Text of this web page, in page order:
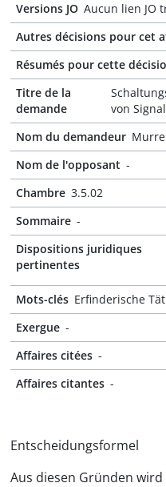
Versions JO Aucun lien JO
Autres décisions pour cet
Résumés pour cette
Titre de la
demande
von
Nom du demandeur
Nom de l'opposant -
Chambre 3.5.02
Sommaire -
Dispositions juridiques
pertinentes
Mots-clés Erfinderische
Exergue -
Affaires citées -
Affaires citantes -
Entscheidungsformel
Aus diesen Gründen